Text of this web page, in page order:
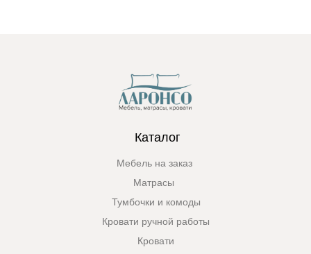
Мебель на заказ
Каталог
Матрасы
Тумбочки и комоды
Кровати ручной работы
Кровати